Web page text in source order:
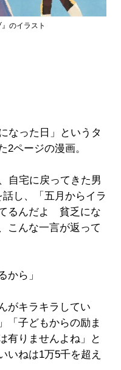
のイラスト
なった日」というタ
2ページの漫画。
自宅に戻ってきた男
し、「五月からイラ
るんだよ 貧乏にな
こんな一言が返って
ら」
がキラキラしてい
「子どもからの励ま
有りませんよね」と
いねは1万5千を超え